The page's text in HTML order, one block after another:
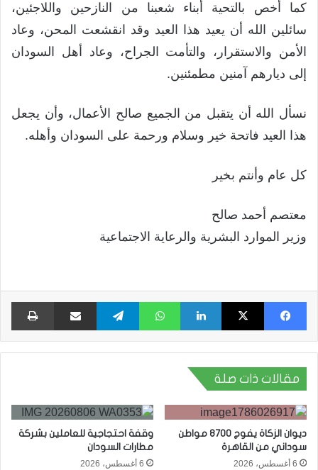
كما أخص بالتحية أبناء شعبنا من النازحين واللاجئين،
سائلين الله أن يعيد هذا العيد وقد انقشعت المحن، وعاد
الأمن والاستقرار، والتأمت الجراح، وعاد أهل السودان
إلى ديارهم آمنين مطمئنين.
نسأل الله أن يتقبل من الجميع صالح الأعمال، وأن يجعل
هذا العيد فاتحة خير وسلام ورحمة على السودان وأهله.
كل عام وأنتم بخير
معتصم أحمد صالح
وزير الموارد البشرية والرعاية الاجتماعية
فيسبوك X لينكدإن واتساب تيلقرام مشاركة عبر البريد
مقالات ذات صلة
ديوان الزكاة يفوج 8700 مواطن
سوداني من القاهرة
6 أغسطس، 2026
وقفة احتجاجية للعاملين بشركة
مطارات السودان
6 أغسطس، 2026